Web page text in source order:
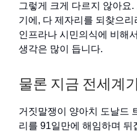
그렇게 크게 다르지 않아요
기에, 다 제자리를 되찾으
인프라나 시민의식에 비해
생각은 많이 듭니다.
물론 지금 전세계
거짓말쟁이 양아치 도날드
리를 91일만에 해임하며